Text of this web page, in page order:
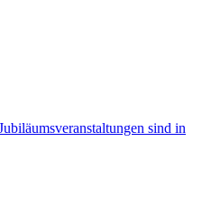
sind in